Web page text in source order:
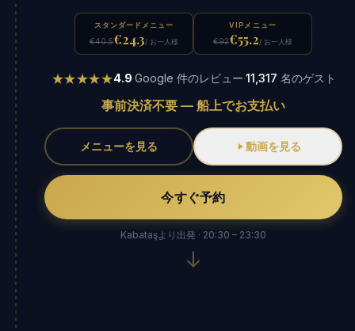
スタンダードメニュー
€40.5€24.3/ お一人様
VIPメニュー
€92€55.2/ お一人様
★★★★★4.9·Google 件のレビュー·11,317 名のゲスト
事前決済不要 — 船上でお支払い
メニューを見る 動画を見る
今すぐ予約
Kabataşより出発 · 20:30 – 23:30